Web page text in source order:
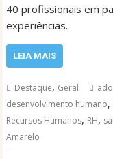
40 profissionais em
experiências.
LEIA MAIS
Destaque, Geral
desenvolvimento humano,
Recursos Humanos, RH,
Amarelo